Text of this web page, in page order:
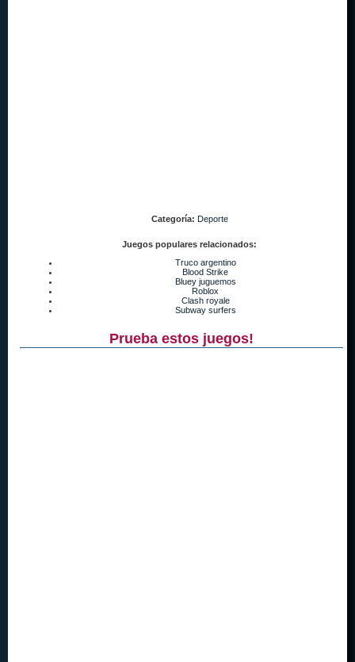
Categoría: Deporte
Juegos populares relacionados:
Truco argentino
Blood Strike
Bluey juguemos
Roblox
Clash royale
Subway surfers
Prueba estos juegos!